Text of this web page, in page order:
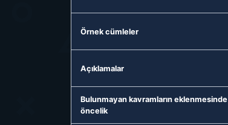
Örnek cümleler
Açıklamalar
Bulunmayan kavramların eklenmesinde
öncelik